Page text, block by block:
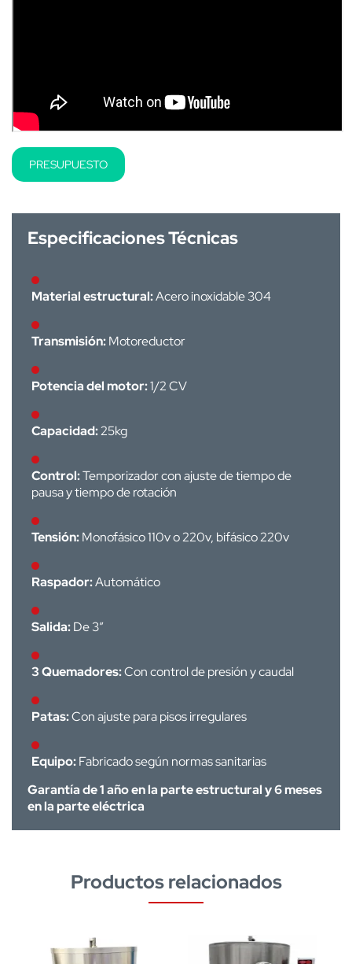
PRESUPUESTO
Especificaciones Técnicas
Material estructural:Acero inoxidable 304
Transmisión:Motoreductor
Potencia del motor:1/2 CV
Capacidad:25kg
Control:Temporizador con ajuste de tiempo de
pausa y tiempo de rotación
Tensión:Monofásico 110v o 220v, bifásico 220v
Raspador:Automático
Salida:De 3”
3 Quemadores:Con control de presión y caudal
Patas:Con ajuste para pisos irregulares
Equipo:Fabricado según normas sanitarias
Garantía de 1 año en la parte estructural y 6 meses
en la parte eléctrica
Productos relacionados